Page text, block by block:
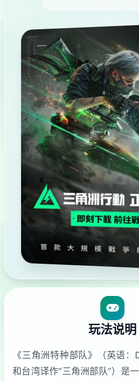
玩法说明
《三角洲特种部队》（英语
和台湾译作“三角洲部队”）是